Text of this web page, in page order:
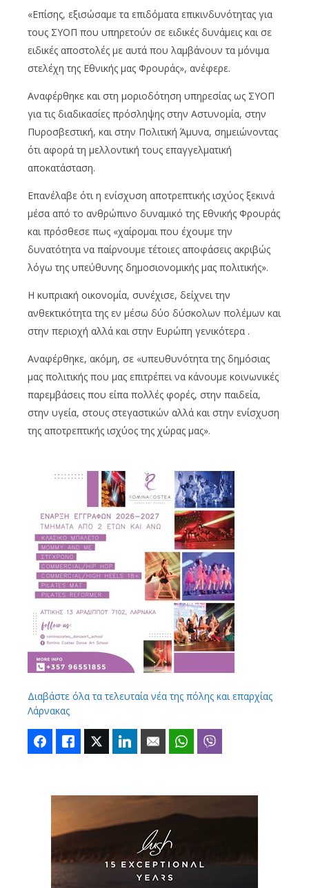
«Επίσης, εξισώσαμε τα επιδόματα επικινδυνότητας για
τους ΣΥΟΠ που υπηρετούν σε ειδικές δυνάμεις και σε
ειδικές αποστολές με αυτά που λαμβάνουν τα μόνιμα
στελέχη της Εθνικής μας Φρουράς», ανέφερε.
Αναφέρθηκε και στη μοριοδότηση υπηρεσίας ως ΣΥΟΠ
για τις διαδικασίες πρόσληψης στην Αστυνομία, στην
Πυροσβεστική, και στην Πολιτική Άμυνα, σημειώνοντας
ότι αφορά τη μελλοντική τους επαγγελματική
αποκατάσταση.
Επανέλαβε ότι η ενίσχυση αποτρεπτικής ισχύος ξεκινά
μέσα από το ανθρώπινο δυναμικό της Εθνικής Φρουράς
και πρόσθεσε πως «χαίρομαι που έχουμε την
δυνατότητα να παίρνουμε τέτοιες αποφάσεις ακριβώς
λόγω της υπεύθυνης δημοσιονομικής μας πολιτικής».
Η κυπριακή οικονομία, συνέχισε, δείχνει την
ανθεκτικότητα της εν μέσω δύο δύσκολων πολέμων και
στην περιοχή αλλά και στην Ευρώπη γενικότερα .
Αναφέρθηκε, ακόμη, σε «υπευθυνότητα της δημόσιας
μας πολιτικής που μας επιτρέπει να κάνουμε κοινωνικές
παρεμβάσεις που είπα πολλές φορές, στην παιδεία,
στην υγεία, στους στεγαστικών αλλά και στην ενίσχυση
της αποτρεπτικής ισχύος της χώρας μας».
Διαβάστε όλα τα τελευταία νέα της πόλης και επαρχίας
Λάρνακας
FacebookLike Twitter LinkedIn Email WhatsApp